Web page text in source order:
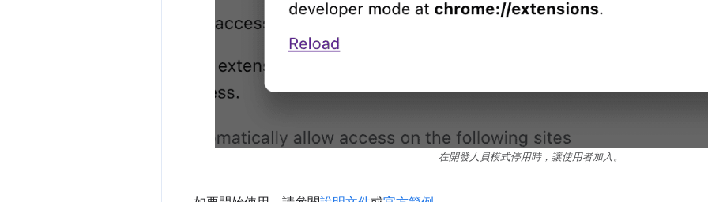
在開發人員模式停用時，讓使用者加入。